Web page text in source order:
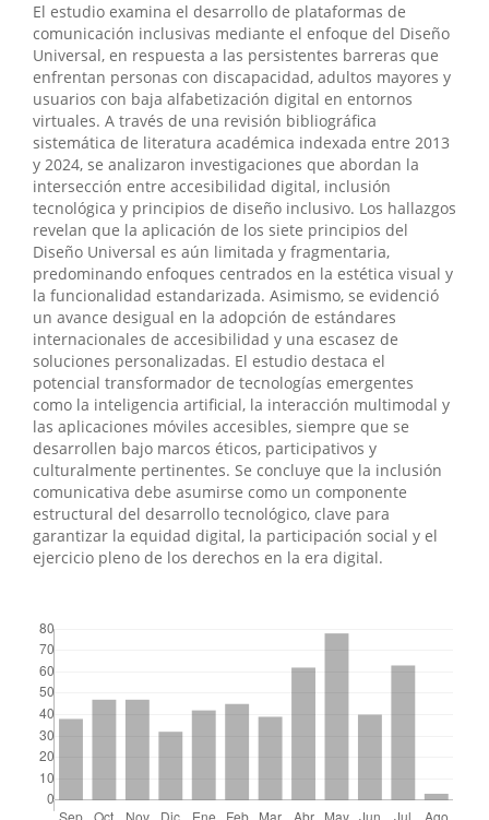
El estudio examina el desarrollo de plataformas de
comunicación inclusivas mediante el enfoque del Diseño
Universal, en respuesta a las persistentes barreras que
enfrentan personas con discapacidad, adultos mayores y
usuarios con baja alfabetización digital en entornos
virtuales. A través de una revisión bibliográfica
sistemática de literatura académica indexada entre 2013
y 2024, se analizaron investigaciones que abordan la
intersección entre accesibilidad digital, inclusión
tecnológica y principios de diseño inclusivo. Los hallazgos
revelan que la aplicación de los siete principios del
Diseño Universal es aún limitada y fragmentaria,
predominando enfoques centrados en la estética visual y
la funcionalidad estandarizada. Asimismo, se evidenció
un avance desigual en la adopción de estándares
internacionales de accesibilidad y una escasez de
soluciones personalizadas. El estudio destaca el
potencial transformador de tecnologías emergentes
como la inteligencia artificial, la interacción multimodal y
las aplicaciones móviles accesibles, siempre que se
desarrollen bajo marcos éticos, participativos y
culturalmente pertinentes. Se concluye que la inclusión
comunicativa debe asumirse como un componente
estructural del desarrollo tecnológico, clave para
garantizar la equidad digital, la participación social y el
ejercicio pleno de los derechos en la era digital.